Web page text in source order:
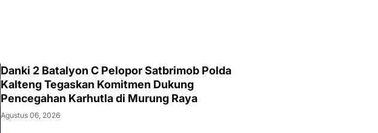
Danki 2 Batalyon C Pelopor Satbrimob Polda
Kalteng Tegaskan Komitmen Dukung
Pencegahan Karhutla di Murung Raya
Agustus 06, 2026